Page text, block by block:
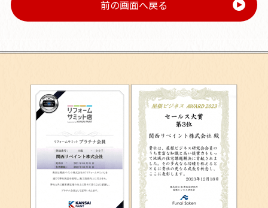
前の画面へ戻る